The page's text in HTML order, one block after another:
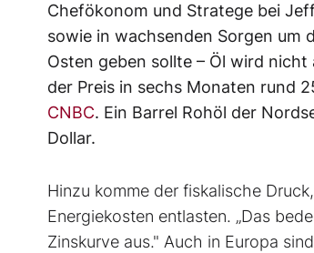
Chefökonom und Stratege bei
sowie in wachsenden Sorgen um
Osten geben sollte – Öl wird
der Preis in sechs Monaten rund
CNBC. Ein Barrel Rohöl der
Dollar.
Hinzu komme der fiskalische
Energiekosten entlasten. „Das
Zinskurve aus." Auch in Europa